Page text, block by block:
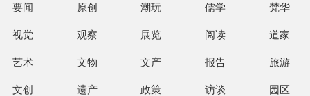
要闻 原创 潮玩 儒学 梵华
视觉 观察 展览 阅读 道家
艺术 文物 文产 报告 旅游
文创 遗产 政策 访谈 园区